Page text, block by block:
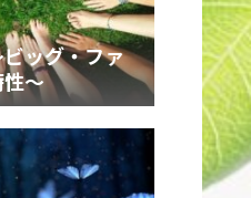
ッグ・ファ
～